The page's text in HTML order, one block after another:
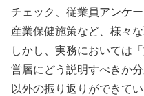
チェック、従業員アンケ
産業保健施策など、様々
しかし、実務においては
営層にどう説明すべきか
以外の振り返りができて